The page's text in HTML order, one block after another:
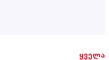
ყველა